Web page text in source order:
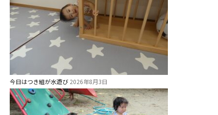
今日はつき組が水遊び 2026年8月3日
美⽊多チコス
美⽊多チコスについて
美⽊多チコスブログ
未就園児クラス
0歳親子登園［マカロンクラス ]
1歳・2歳親子登園［マリポサクラ